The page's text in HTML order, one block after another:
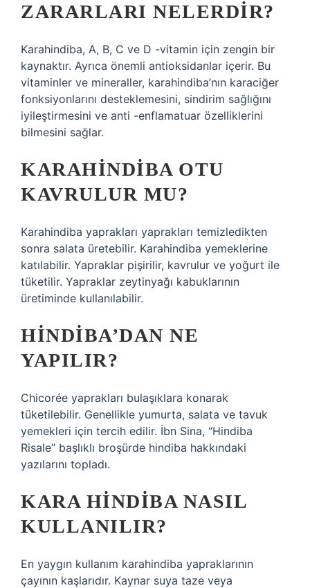
ZARARLARI NELERDIR?
Karahindiba, A, B, C ve D -vitamin için zengin bir
kaynaktır. Ayrıca önemli antioksidanlar içerir. Bu
vitaminler ve mineraller, karahindiba’nın karaciğer
fonksiyonlarını desteklemesini, sindirim sağlığını
iyileştirmesini ve anti -enflamatuar özelliklerini
bilmesini sağlar.
KARAHINDIBA OTU
KAVRULUR MU?
Karahindiba yaprakları yaprakları temizledikten
sonra salata üretebilir. Karahindiba yemeklerine
katılabilir. Yapraklar pişirilir, kavrulur ve yoğurt ile
tüketilir. Yapraklar zeytinyağı kabuklarının
üretiminde kullanılabilir.
HINDIBA’DAN NE
YAPILIR?
Chicorée yaprakları bulaşıklara konarak
tüketilebilir. Genellikle yumurta, salata ve tavuk
yemekleri için tercih edilir. İbn Sina, “Hindiba
Risale” başlıklı broşürde hindiba hakkındaki
yazılarını topladı.
KARA HINDIBA NASIL
KULLANILIR?
En yaygın kullanım karahindiba yapraklarının
çayının kaşlarıdır. Kaynar suya taze veya